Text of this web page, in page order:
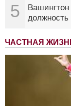
5
Вашингтон
ЧАСТНАЯ